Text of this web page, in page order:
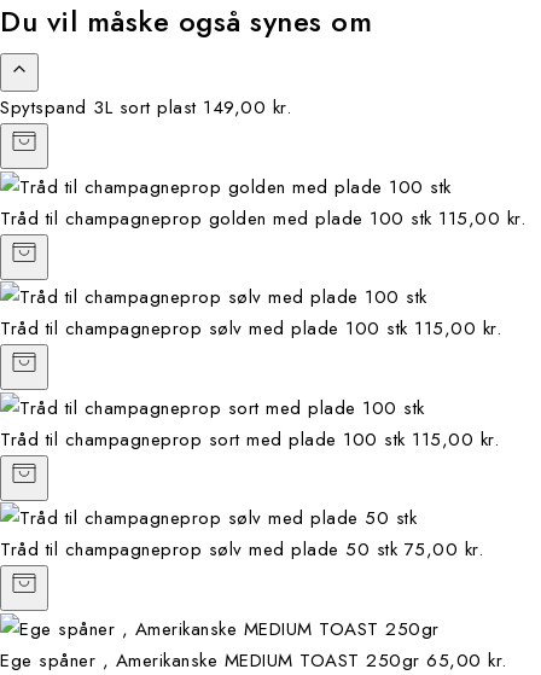
Du vil måske også synes om
Spytspand 3L sort plast 149,00 kr.
Tråd til champagneprop golden med plade 100 stk 115,00 kr.
Tråd til champagneprop sølv med plade 100 stk 115,00 kr.
Tråd til champagneprop sort med plade 100 stk 115,00 kr.
Tråd til champagneprop sølv med plade 50 stk 75,00 kr.
Ege spåner , Amerikanske MEDIUM TOAST 250gr 65,00 kr.